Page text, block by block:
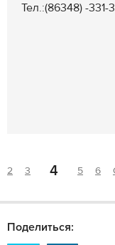
Тел.:(86348) -331-
2 3 4 5 6
Поделиться: